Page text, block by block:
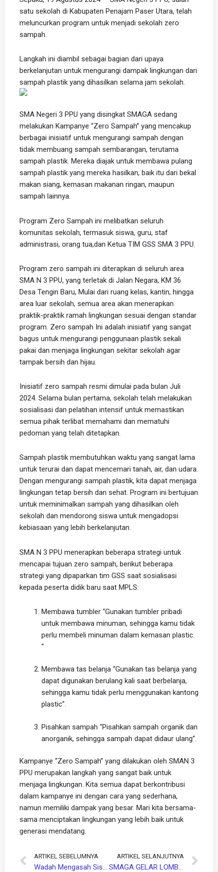
satu sekolah di Kabupaten Penajam Paser Utara, telah
meluncurkan program untuk menjadi sekolah zero
sampah.
Langkah ini diambil sebagai bagian dari upaya
berkelanjutan untuk mengurangi dampak lingkungan dari
sampah plastik yang dihasilkan selama jam sekolah.
SMA Negeri 3 PPU yang disingkat SMAGA sedang
melakukan Kampanye “Zero Sampah” yang mencakup
berbagai inisiatif untuk mengurangi sampah dengan
tidak membuang sampah sembarangan, terutama
sampah plastik. Mereka diajak untuk membawa pulang
sampah plastik yang mereka hasilkan, baik itu dari bekal
makan siang, kemasan makanan ringan, maupun
sampah lainnya.
Program Zero Sampah ini melibatkan seluruh
komunitas sekolah, termasuk siswa, guru, staf
administrasi, orang tua,dan Ketua TIM GSS SMA 3 PPU.
Program zero sampah ini diterapkan di seluruh area
SMA N 3 PPU, yang terletak di Jalan Negara, KM 36
Desa Tengin Baru, Mulai dari ruang kelas, kantin, hingga
area luar sekolah, semua area akan menerapkan
praktik-praktik ramah lingkungan sesuai dengan standar
program. Zero sampah Ini adalah inisiatif yang sangat
bagus untuk mengurangi penggunaan plastik sekali
pakai dan menjaga lingkungan sekitar sekolah agar
tampak bersih dan hijau.
Inisiatif zero sampah resmi dimulai pada bulan Juli
2024. Selama bulan pertama, sekolah telah melakukan
sosialisasi dan pelatihan intensif untuk memastikan
semua pihak terlibat memahami dan mematuhi
pedoman yang telah ditetapkan.
Sampah plastik membutuhkan waktu yang sangat lama
untuk terurai dan dapat mencemari tanah, air, dan udara.
Dengan mengurangi sampah plastik, kita dapat menjaga
lingkungan tetap bersih dan sehat. Program ini bertujuan
untuk meminimalkan sampah yang dihasilkan oleh
sekolah dan mendorong siswa untuk mengadopsi
kebiasaan yang lebih berkelanjutan.
SMA N 3 PPU menerapkan beberapa strategi untuk
mencapai tujuan zero sampah, berikut beberapa
strategi yang dipaparkan tim GSS saat sosialisasi
kepada peserta didik baru saat MPLS:
Membawa tumbler “Gunakan tumbler pribadi
untuk membawa minuman, sehingga kamu tidak
perlu membeli minuman dalam kemasan plastic.
“
Membawa tas belanja “Gunakan tas belanja yang
dapat digunakan berulang kali saat berbelanja,
sehingga kamu tidak perlu menggunakan kantong
plastic”.
Pisahkan sampah “Pisahkan sampah organik dan
anorganik, sehingga sampah dapat didaur ulang”.
Kampanye “Zero Sampah” yang dilakukan oleh SMAN 3
PPU merupakan langkah yang sangat baik untuk
menjaga lingkungan. Kita semua dapat berkontribusi
dalam kampanye ini dengan cara yang sederhana,
namun memiliki dampak yang besar. Mari kita bersama-
sama menciptakan lingkungan yang lebih baik untuk
generasi mendatang.
Prev
ARTIKEL SEBELUMNYA ARTIKEL SELANJUTNYA